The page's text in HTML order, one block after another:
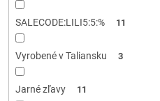
SALECODE:LILI5:5:% 11
Vyrobené v Taliansku 3
Jarné zľavy 11